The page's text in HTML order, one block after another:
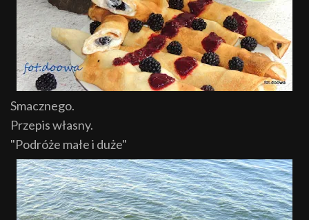
Smacznego.
Przepis własny.
"Podróże małe i duże"